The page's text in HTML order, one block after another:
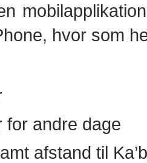
hvor som
for andre dage
afstand til